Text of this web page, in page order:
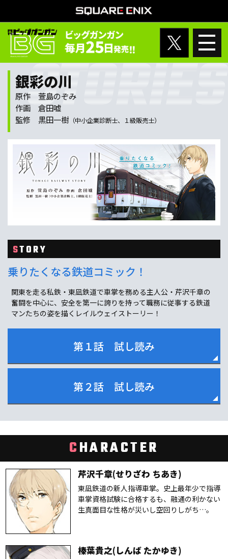
銀彩の川
原作 萱島のぞみ
作画 倉田嘘
監修 黒田一樹 （中小企業診断士、１級販売士）
STORY
乗りたくなる鉄道コミック！
関東を走る私鉄・東凪鉄道で車掌を務める主人公・芹沢千章の
奮闘を中心に、安全を第一に誇りを持って職務に従事する鉄道
マンたちの姿を描くレイルウェイストーリー！
第１話 試し読み
第２話 試し読み
CHARACTER
芹沢千章(せりざわ ちあき)
東凪鉄道の新人指導車掌。史上最年少で指導
車掌資格試験に合格するも、融通の利かない
生真面目な性格が災いし空回りしがち…。
榛葉貴之(しんば たかゆき)